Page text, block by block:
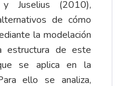
Juselius (2010),
de cómo
la modelación
estructura de este
se aplica en la
ello se analiza,